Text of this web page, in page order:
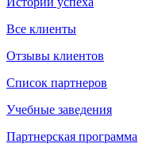
Все клиенты
Отзывы клиентов
Список партнеров
Учебные заведения
Партнерская программа